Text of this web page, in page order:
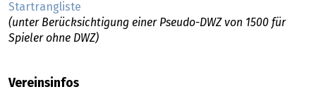
Startrangliste
(unter Berücksichtigung einer Pseudo-DWZ von 1500 für
Spieler ohne DWZ)
Vereinsinfos